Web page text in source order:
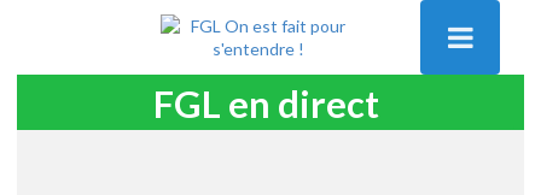
FGL en direct